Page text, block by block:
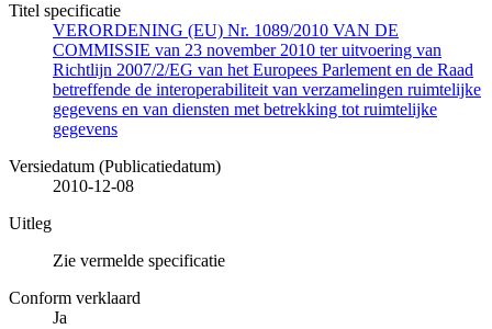
Titel specificatie
VERORDENING (EU) Nr. 1089/2010 VAN DE
COMMISSIE van 23 november 2010 ter uitvoering van
Richtlijn 2007/2/EG van het Europees Parlement en de Raad
betreffende de interoperabiliteit van verzamelingen ruimtelijke
gegevens en van diensten met betrekking tot ruimtelijke
gegevens
Versiedatum (Publicatiedatum)
2010-12-08
Uitleg
Zie vermelde specificatie
Conform verklaard
Ja